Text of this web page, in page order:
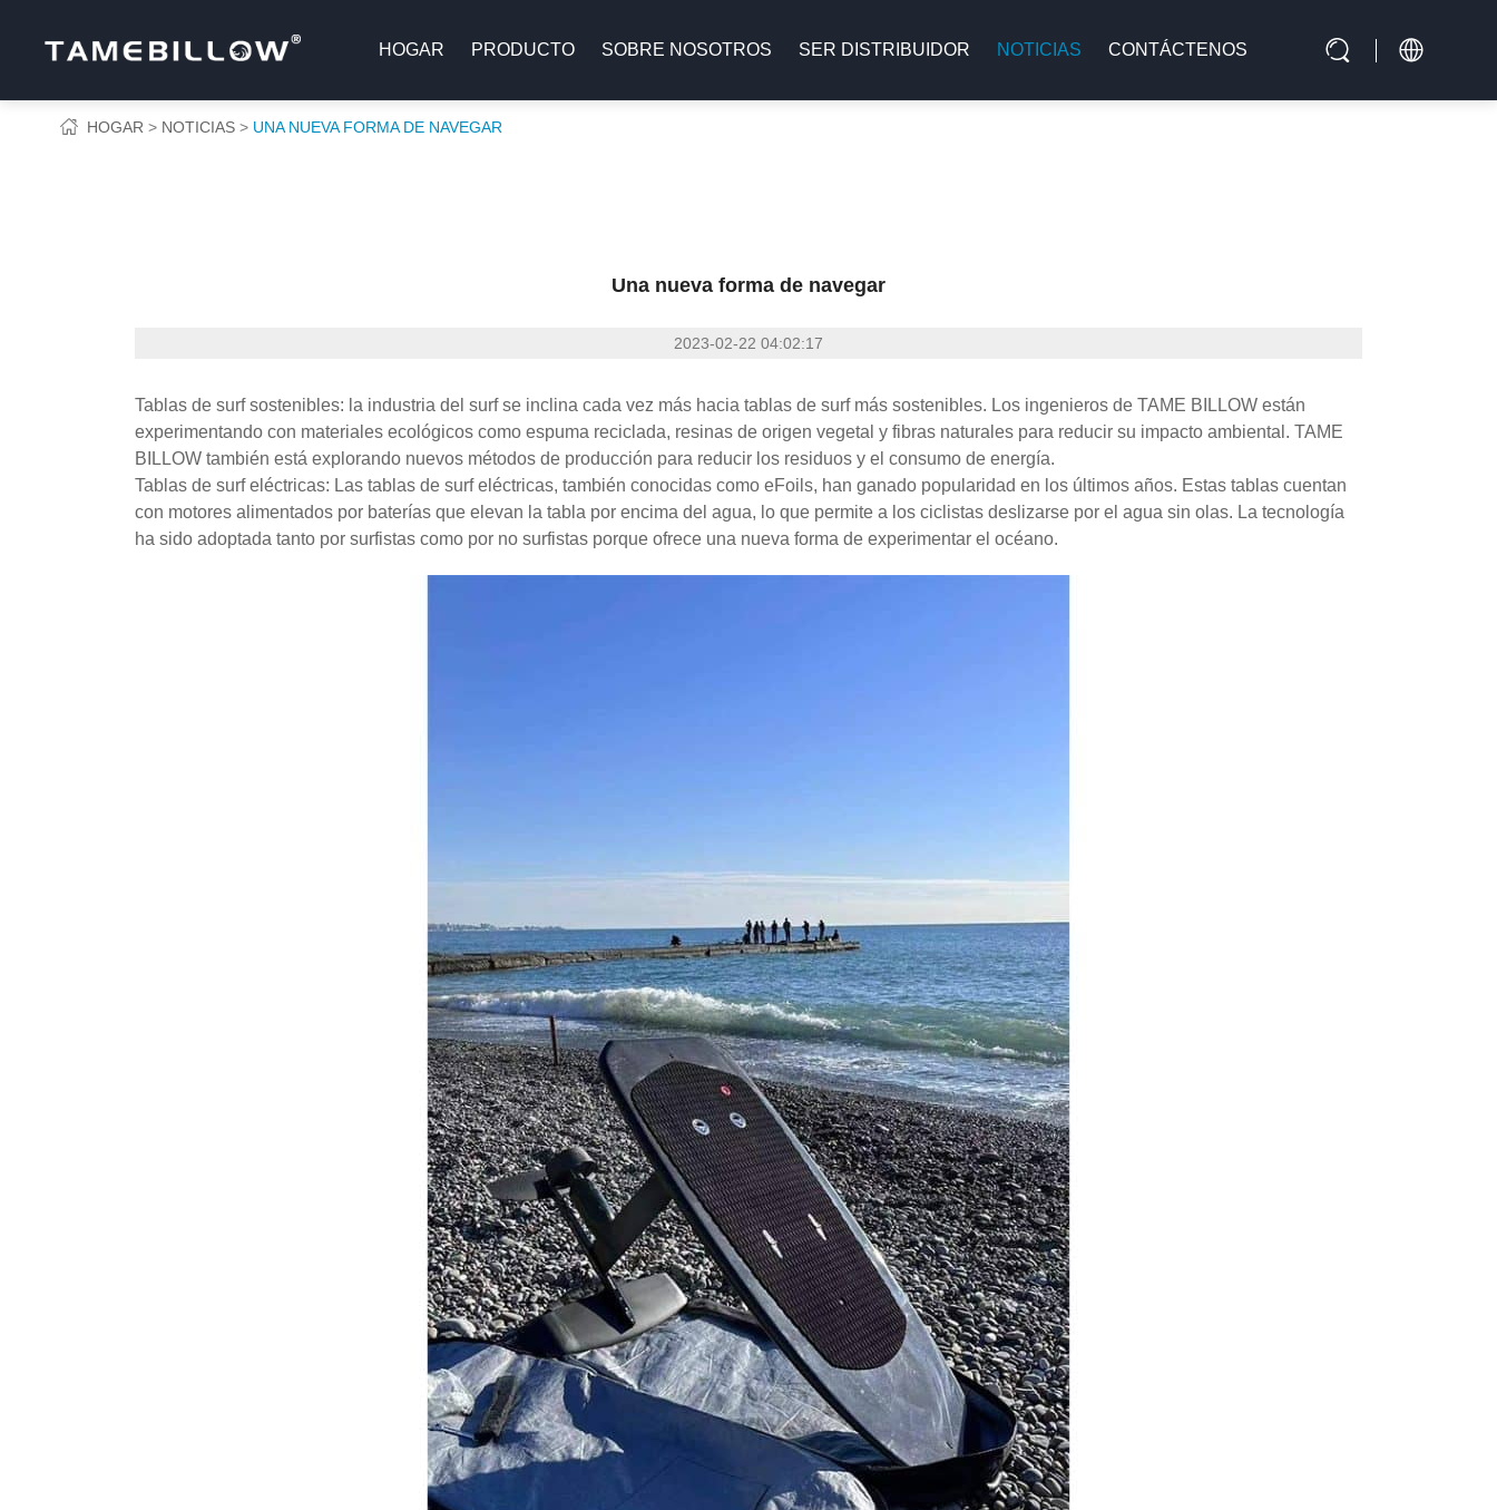
HOGAR PRODUCTO SOBRE NOSOTROS SER DISTRIBUIDOR NOTICIAS CONTÁCTENOS
HOGAR NOTICIAS UNA NUEVA FORMA DE NAVEGAR
Una nueva forma de navegar
2023-02-22 04:02:17
Tablas de surf sostenibles: la industria del surf se inclina cada vez más hacia tablas de surf más sostenibles. Los ingenieros de TAME BILLOW están
experimentando con materiales ecológicos como espuma reciclada, resinas de origen vegetal y fibras naturales para reducir su impacto ambiental. TAME
BILLOW también está explorando nuevos métodos de producción para reducir los residuos y el consumo de energía.
Tablas de surf eléctricas: Las tablas de surf eléctricas, también conocidas como eFoils, han ganado popularidad en los últimos años. Estas tablas cuentan
con motores alimentados por baterías que elevan la tabla por encima del agua, lo que permite a los ciclistas deslizarse por el agua sin olas. La tecnología
ha sido adoptada tanto por surfistas como por no surfistas porque ofrece una nueva forma de experimentar el océano.